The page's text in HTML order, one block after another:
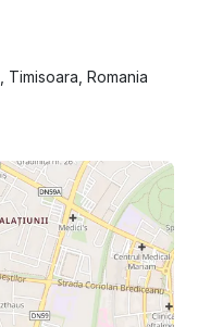
Timisoara, Romania